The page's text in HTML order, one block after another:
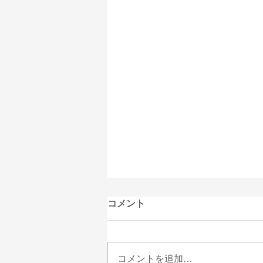
謹賀新年
松の柄は、王道とも描き尽くされ
コメント
コメントを追加…